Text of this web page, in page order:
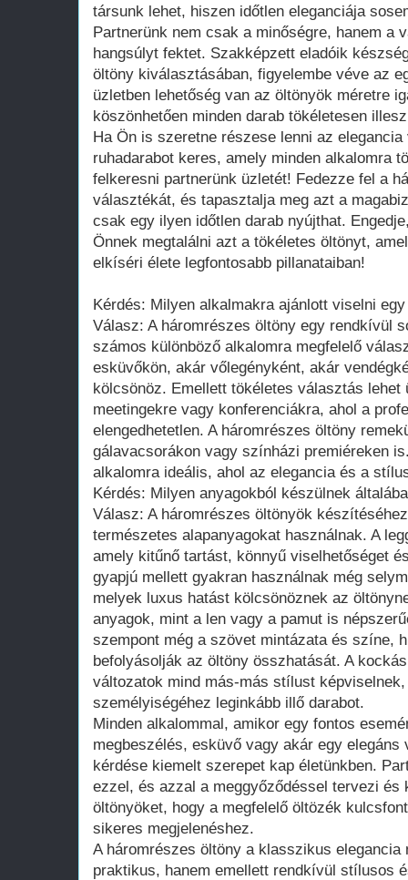
társunk lehet, hiszen időtlen eleganciája
Partnerünk nem csak a minőségre, hanem a
hangsúlyt fektet. Szakképzett eladóik
öltöny kiválasztásában, figyelembe véve az
üzletben lehetőség van az öltönyök méretre
köszönhetően minden darab tökéletesen
Ha Ön is szeretne részese lenni az
ruhadarabot keres, amely minden alkalomra
felkeresni partnerünk üzletét! Fedezze fel a
választékát, és tapasztalja meg azt a
csak egy ilyen időtlen darab nyújthat.
Önnek megtalálni azt a tökéletes öltönyt,
elkíséri élete legfontosabb pillanataiban!
Kérdés: Milyen alkalmakra ajánlott viselni
Válasz: A háromrészes öltöny egy rendkívül
számos különböző alkalomra megfelelő
esküvőkön, akár vőlegényként, akár
kölcsönöz. Emellett tökéletes választás
meetingekre vagy konferenciákra, ahol a
elengedhetetlen. A háromrészes öltöny
gálavacsorákon vagy színházi premiéreken
alkalomra ideális, ahol az elegancia és a
Kérdés: Milyen anyagokból készülnek
Válasz: A háromrészes öltönyök
természetes alapanyagokat használnak. A
amely kitűnő tartást, könnyű viselhetőséget
gyapjú mellett gyakran használnak még
melyek luxus hatást kölcsönöznek az
anyagok, mint a len vagy a pamut is
szempont még a szövet mintázata és színe,
befolyásolják az öltöny összhatását. A
változatok mind más-más stílust
személyiségéhez leginkább illő darabot.
Minden alkalommal, amikor egy fontos
megbeszélés, esküvő vagy akár egy
kérdése kiemelt szerepet kap életünkben.
ezzel, és azzal a meggyőződéssel tervezi és
öltönyöket, hogy a megfelelő öltözék
sikeres megjelenéshez.
A háromrészes öltöny a klasszikus
praktikus, hanem emellett rendkívül stílusos